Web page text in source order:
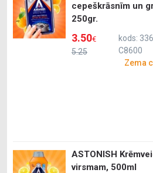
cepeškrāsnīm un
250gr.
5.25
3.50€
kods:
C8600
Zema
ASTONISH
virsmam, 500ml